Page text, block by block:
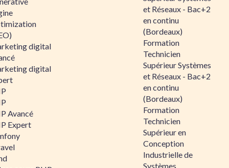
digital
digital
Avancé
Expert
et Réseaux - Bac+2
en continu
(Bordeaux)
Formation
Technicien
Supérieur Systèmes
et Réseaux - Bac+2
en continu
(Bordeaux)
Formation
Technicien
Supérieur en
Conception
Industrielle de
Systèmes